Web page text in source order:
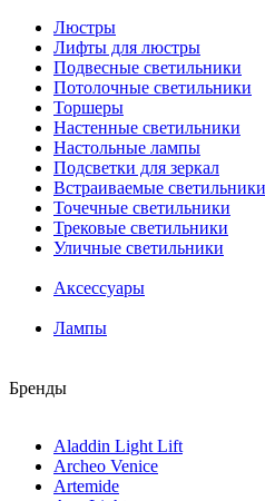
Люстры
Лифты для люстры
Подвесные светильники
Потолочные светильники
Торшеры
Настенные светильники
Настольные лампы
Подсветки для зеркал
Встраиваемые светильники
Точечные светильники
Трековые светильники
Уличные светильники
Аксессуары
Лампы
Бренды
Aladdin Light Lift
Archeo Venice
Artemide